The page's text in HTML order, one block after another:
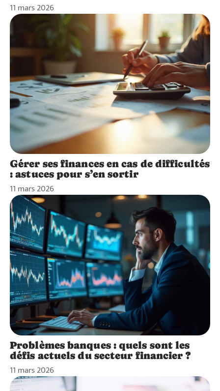
11 mars 2026
Gérer ses finances en cas de difficultés
: astuces pour s’en sortir
11 mars 2026
Problèmes banques : quels sont les
défis actuels du secteur financier ?
11 mars 2026